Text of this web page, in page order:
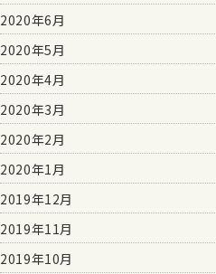
2020年6月
2020年5月
2020年4月
2020年3月
2020年2月
2020年1月
2019年12月
2019年11月
2019年10月